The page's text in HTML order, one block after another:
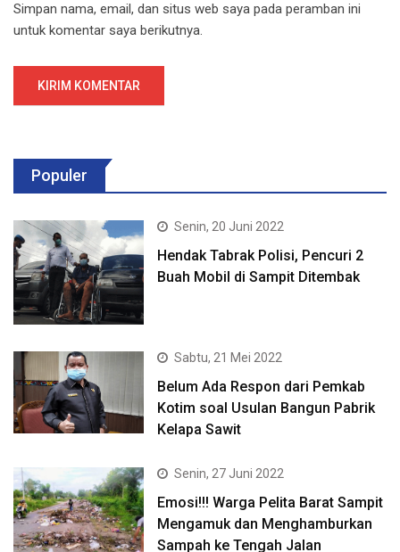
Simpan nama, email, dan situs web saya pada peramban ini
untuk komentar saya berikutnya.
Populer
Senin, 20 Juni 2022
Hendak Tabrak Polisi, Pencuri 2
Buah Mobil di Sampit Ditembak
Sabtu, 21 Mei 2022
Belum Ada Respon dari Pemkab
Kotim soal Usulan Bangun Pabrik
Kelapa Sawit
Senin, 27 Juni 2022
Emosi!!! Warga Pelita Barat Sampit
Mengamuk dan Menghamburkan
Sampah ke Tengah Jalan